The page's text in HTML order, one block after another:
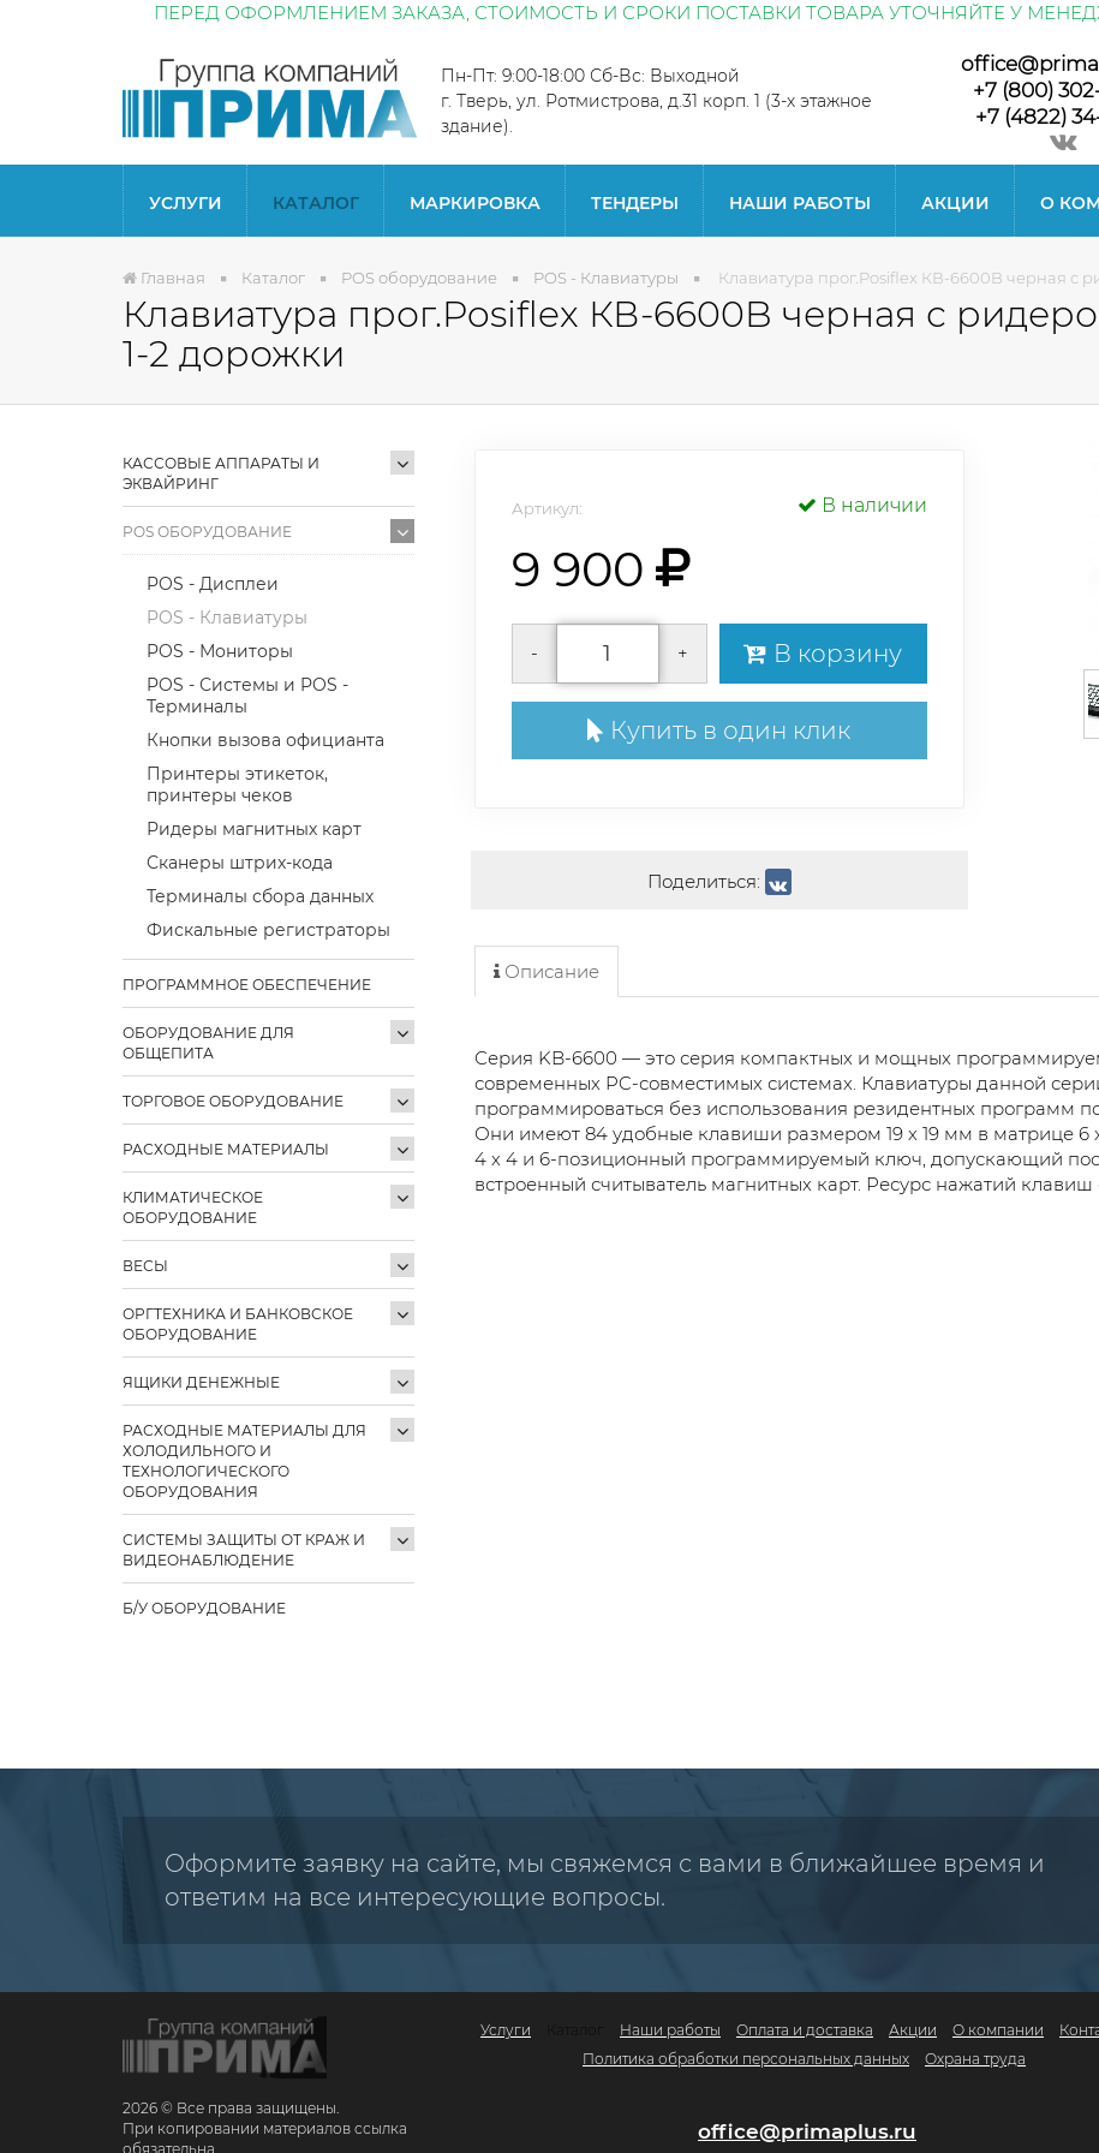
ПЕРЕД ОФОРМЛЕНИЕМ ЗАКАЗА, СТОИМОСТЬ И СРОКИ ПОСТАВКИ ТОВАРА УТОЧНЯЙТЕ У
Пн-Пт: 9:00-18:00 Сб-Вс: Выходной
г. Тверь, ул. Ротмистрова, д.31 корп. 1 (3-х этажное
здание).
+7 (800)
+7 (4822)
УСЛУГИ КАТАЛОГ МАРКИРОВКА ТЕНДЕРЫ НАШИ РАБОТЫ АКЦИИ О
Главная Каталог POS оборудование POS - Клавиатуры Клавиатура прог.Posiflex КВ-6600B черная с
Клавиатура прог.Posiflex КВ-6600B черная с
1-2 дорожки
КАССОВЫЕ АППАРАТЫ И
ЭКВАЙРИНГ
POS ОБОРУДОВАНИЕ
POS - Дисплеи
POS - Клавиатуры
POS - Мониторы
POS - Системы и POS -
Терминалы
Кнопки вызова официанта
Принтеры этикеток,
принтеры чеков
Ридеры магнитных карт
Сканеры штрих-кода
Терминалы сбора данных
Фискальные регистраторы
ПРОГРАММНОЕ ОБЕСПЕЧЕНИЕ
ОБОРУДОВАНИЕ ДЛЯ
ОБЩЕПИТА
ТОРГОВОЕ ОБОРУДОВАНИЕ
РАСХОДНЫЕ МАТЕРИАЛЫ
КЛИМАТИЧЕСКОЕ
ОБОРУДОВАНИЕ
ВЕСЫ
ОРГТЕХНИКА И БАНКОВСКОЕ
ОБОРУДОВАНИЕ
ЯЩИКИ ДЕНЕЖНЫЕ
РАСХОДНЫЕ МАТЕРИАЛЫ ДЛЯ
ХОЛОДИЛЬНОГО И
ТЕХНОЛОГИЧЕСКОГО
ОБОРУДОВАНИЯ
СИСТЕМЫ ЗАЩИТЫ ОТ КРАЖ И
ВИДЕОНАБЛЮДЕНИЕ
Б/У ОБОРУДОВАНИЕ
Артикул: В наличии
9 900
- + В корзину
Купить в один клик
Поделиться:
Описание
Серия KB-6600 — это серия компактных и мощных
современных PC-совместимых системах. Клавиатуры данной
программироваться без использования резидентных программ
Они имеют 84 удобные клавиши размером 19 х 19 мм в матрице 6
4 х 4 и 6-позиционный программируемый ключ, допускающий
встроенный считыватель магнитных карт. Ресурс нажатий клавиш
Оформите заявку на сайте, мы свяжемся с вами в ближайшее время и
ответим на все интересующие вопросы.
2026 © Все права защищены.
При копировании материалов ссылка
обязательна
Услуги Наши работы Оплата и доставка Акции О компании
Политика обработки персональных данных
Охрана труда
office@primaplus.ru